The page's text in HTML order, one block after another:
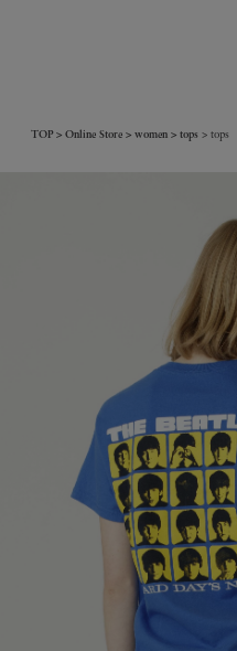
TOP Online Store women tops tops